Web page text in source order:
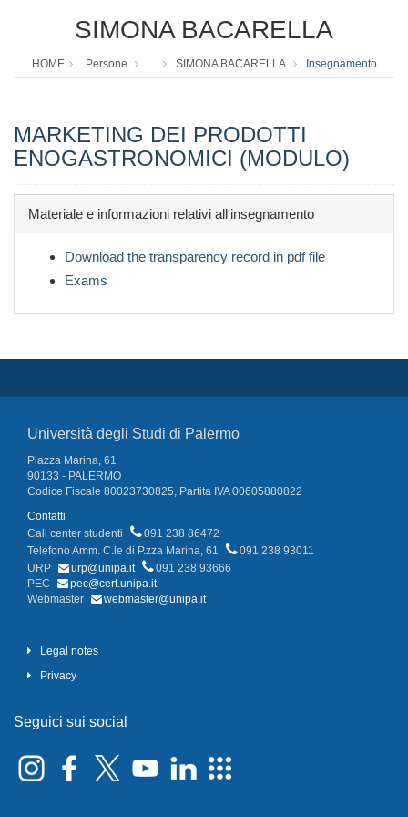
SIMONA BACARELLA
HOME Persone ... SIMONA BACARELLA Insegnamento
MARKETING DEI PRODOTTI
ENOGASTRONOMICI (MODULO)
Materiale e informazioni relativi all'insegnamento
Download the transparency record in pdf file
Exams
Università degli Studi di Palermo
Piazza Marina, 61
90133 - PALERMO
Codice Fiscale 80023730825, Partita IVA 00605880822
Contatti
Call center studenti
091 238 86472
Telefono Amm. C.le di P.zza Marina, 61
091 238 93011
URP
urp@unipa.it
091 238 93666
PEC
pec@cert.unipa.it
Webmaster
webmaster@unipa.it
Legal notes
Privacy
Seguici sui social